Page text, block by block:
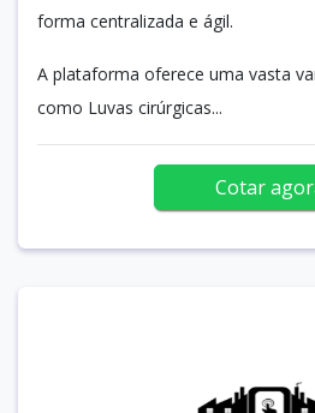
forma centralizada e ágil.
A plataforma oferece uma vasta
como Luvas cirúrgicas...
Cotar